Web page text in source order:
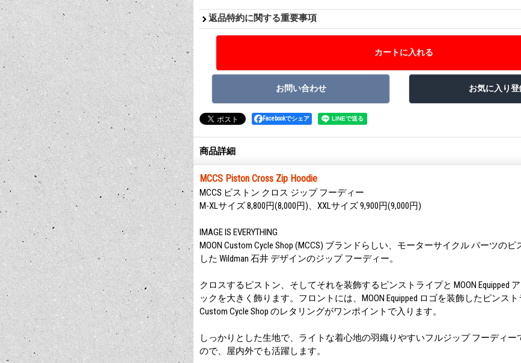
返品特約に関する重要事項
Facebookでシェア
商品詳細
MCCS Piston Cross Zip Hoodie
MCCS ピストン クロス ジップ フーディー
M-XLサイズ 8,800円(8,000円)、XXLサイズ 9,900円(9,000円)
IMAGE IS EVERYTHING
MOON Custom Cycle Shop (MCCS) ブランドらしい、モーターサイクル パーツの
した Wildman 石井 デザインのジップ フーディー。
クロスするピストン、そしてそれを装飾するピンストライプと MOON Equipped
ックを大きく飾ります。フロントには、MOON Equipped ロゴを装飾したピンスト
Custom Cycle Shop のレタリングがワンポイントで入ります。
しっかりとした生地で、ライトな着心地の羽織りやすいフルジップ フーディー
ので、屋内外でも活躍します。